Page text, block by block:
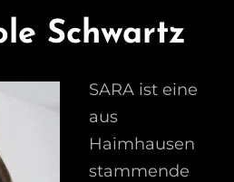
Schwartz
SARA ist eine
aus
Haimhausen
stammende